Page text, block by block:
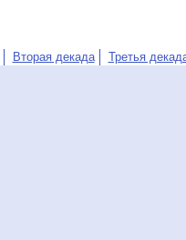
Вторая декада Третья